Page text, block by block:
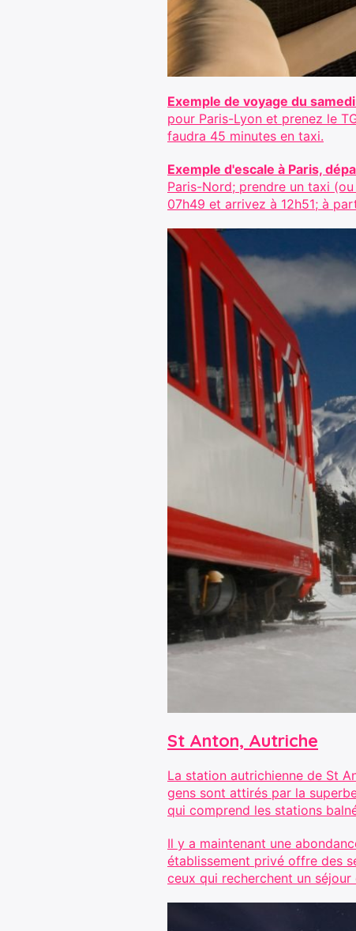
Exemple de voyage du
pour Paris-Lyon et prenez le
faudra 45 minutes en taxi.
Exemple d'escale à Paris,
Paris-Nord; prendre un taxi
07h49 et arrivez à 12h51; à
St Anton, Autriche
La station autrichienne de St
gens sont attirés par la
qui comprend les stations
Il y a maintenant une
établissement privé offre des
ceux qui recherchent un